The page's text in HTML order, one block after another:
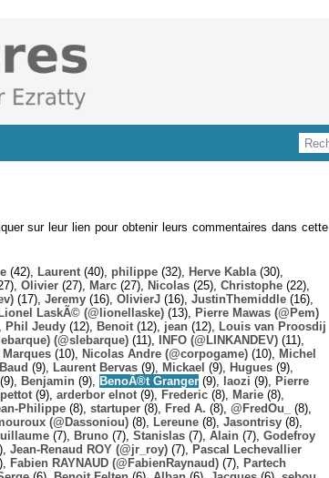
sur leur lien pour obtenir leurs commentaires dans cette
(42), Laurent (40), philippe (32), Herve Kabla (30),
Olivier (27), Marc (27), Nicolas (25), Christophe (22),
(17), Jeremy (16), OlivierJ (16), JustinThemiddle (16),
Lionel LaskÃ© (@lionellaske) (13),
Pierre Mawas (@Pem)
Phil Jeudy (12), Benoit (12), jean (12),
Louis van Proosdij
(@slebarque) (11), INFO (@LINKANDEV) (11),
(10), Nicolas Andre (@corpogame) (10),
Michel
(9), Laurent Bervas (9), Mickael (9), Hugues (9),
(9), Benjamin (9), BenoÃ®t Granger (9), laozi (9),
Pierre
(9), arderbor elnot (9), Frederic (8), Marie (8),
Philippe (8), startuper (8), Fred A. (8), @FredOu_
(8),
(@Dassoniou) (8), Lereune (8), Jasontrisy (8),
(7), Bruno (7), Stanislas (7), Alain (7), Godefroy
Jean-Renaud ROY (@jr_roy) (7),
Pascal Lechevallier
Fabien RAYNAUD (@FabienRaynaud) (7),
Partech